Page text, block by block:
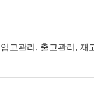
고관리, 출고관리, 재